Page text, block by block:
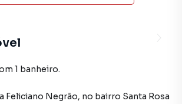
1 banheiro.
Feliciano Negrão, no bairro Santa Rosa